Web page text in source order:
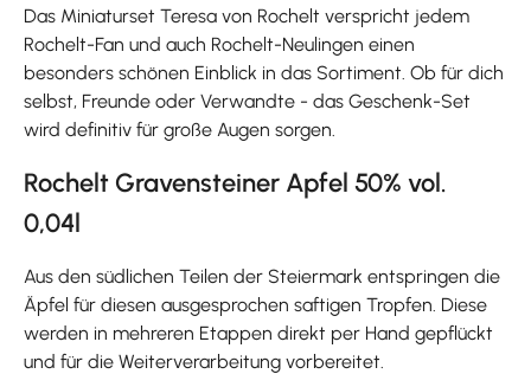
Das Miniaturset Teresa von Rochelt verspricht jedem
Rochelt-Fan und auch Rochelt-Neulingen einen
besonders schönen Einblick in das Sortiment. Ob für dich
selbst, Freunde oder Verwandte - das Geschenk-Set
wird definitiv für große Augen sorgen.
Rochelt Gravensteiner Apfel 50% vol.
0,04l
Aus den südlichen Teilen der Steiermark entspringen die
Äpfel für diesen ausgesprochen saftigen Tropfen. Diese
werden in mehreren Etappen direkt per Hand gepflückt
und für die Weiterverarbeitung vorbereitet.